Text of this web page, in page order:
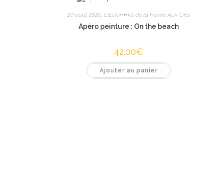
20 août 2026, L'Estaminet de la Ferme Aux Oies
Apéro peinture : On the beach
42.00€
Ajouter au panier